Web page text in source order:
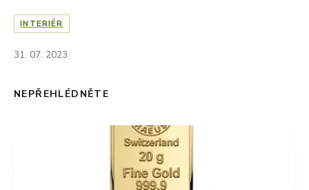
INTERIÉR
31. 07. 2023
NEPŘEHLÉDNĚTE